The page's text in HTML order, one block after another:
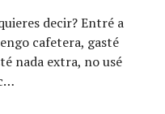
decir? Entré a
cafetera, gasté
nada extra, no usé